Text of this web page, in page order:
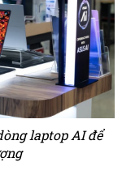
laptop AI để